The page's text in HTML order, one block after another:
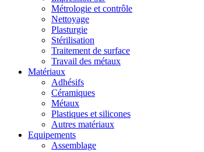
Métrologie et contrôle
Nettoyage
Plasturgie
Stérilisation
Traitement de surface
Travail des métaux
Matériaux
Adhésifs
Céramiques
Métaux
Plastiques et silicones
Autres matériaux
Equipements
Assemblage